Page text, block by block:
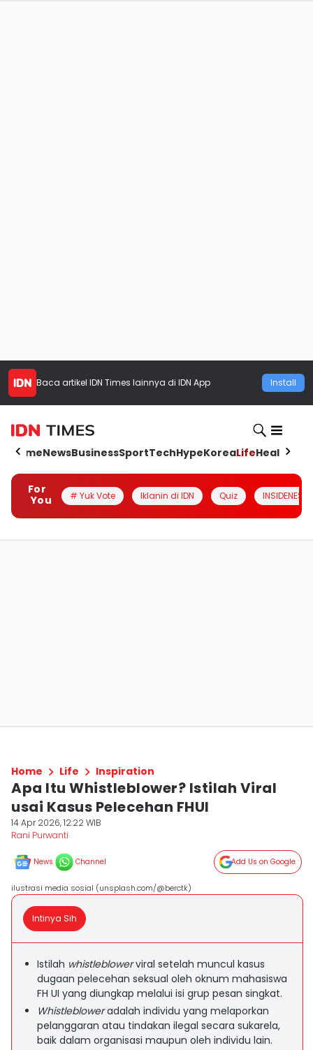
Baca artikel IDN Times lainnya di IDN App Install
HomeNewsBusinessSportTechHypeKoreaLifeHealth
For
You
# Yuk Vote Iklanin di IDN Quiz INSIDENESIA
Home Life Inspiration
Apa Itu Whistleblower? Istilah Viral
usai Kasus Pelecehan FHUI
14 Apr 2026, 12:22 WIB
Rani Purwanti
News Channel Add Us on Google
ilustrasi media sosial (unsplash.com/@berctk)
Intinya Sih
Istilah whistleblowerviral setelah muncul kasus
dugaan pelecehan seksual oleh oknum mahasiswa
FH UI yang diungkap melalui isi grup pesan singkat.
Whistlebloweradalah individu yang melaporkan
pelanggaran atau tindakan ilegal secara sukarela,
baik dalam organisasi maupun oleh individu lain.